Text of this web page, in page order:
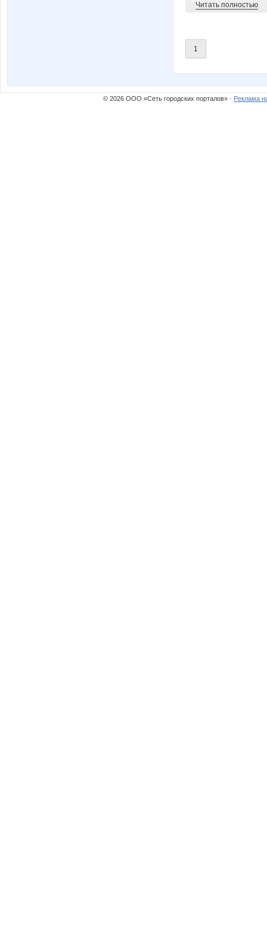
Читать полностью
1
© 2026 ООО «Сеть городских порталов» · Реклама